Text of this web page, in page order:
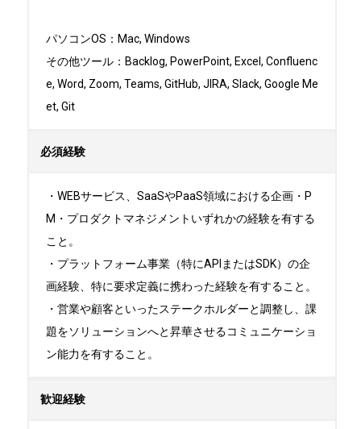
パソコンOS：Mac, Windows
その他ツール：Backlog, PowerPoint, Excel, Confluenc
e, Word, Zoom, Teams, GitHub, JIRA, Slack, Google Me
et, Git
必須経験
・WEBサービス、SaaSやPaaS領域における企画・P
M・プロダクトマネジメントいずれかの経験を有する
こと。
・プラットフォーム事業（特にAPIまたはSDK）の企
画経験、特に要求定義に携わった経験を有すること。
・営業や顧客といったステークホルダーと調整し、課
題をソリューションへと昇華させるコミュニケーショ
ン能力を有すること。
歓迎経験